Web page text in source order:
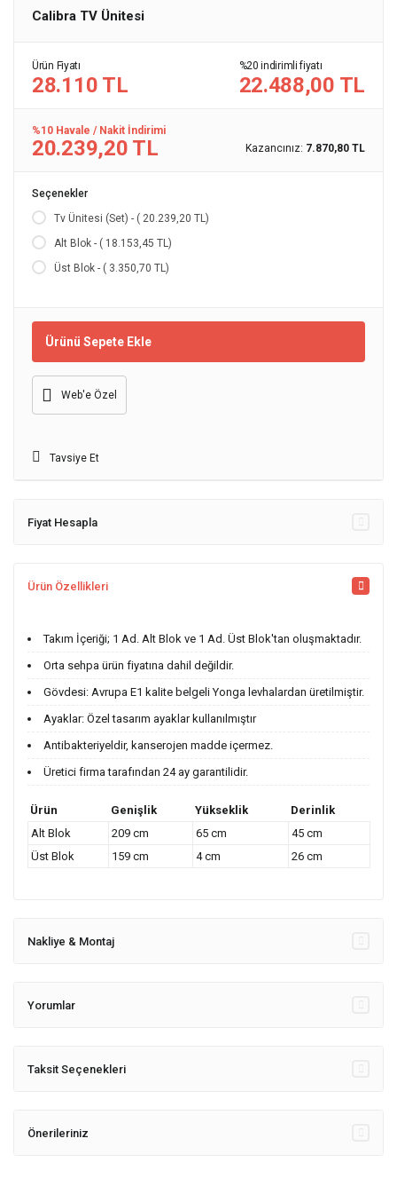
Calibra TV Ünitesi
Ürün Fiyatı
28.110 TL
%20 indirimli fiyatı
22.488,00 TL
%10 Havale / Nakit İndirimi
20.239,20 TL Kazancınız: 7.870,80 TL
Seçenekler
Tv Ünitesi (Set) - ( 20.239,20 TL)
Alt Blok - ( 18.153,45 TL)
Üst Blok - ( 3.350,70 TL)
Ürünü Sepete Ekle
Web'e Özel
Tavsiye Et
Fiyat Hesapla
Ürün Özellikleri
Takım İçeriği; 1 Ad. Alt Blok ve 1 Ad. Üst Blok'tan oluşmaktadır.
Orta sehpa ürün fiyatına dahil değildir.
Gövdesi: Avrupa E1 kalite belgeli Yonga levhalardan üretilmiştir.
Ayaklar: Özel tasarım ayaklar kullanılmıştır
Antibakteriyeldir, kanserojen madde içermez.
Üretici firma tarafından 24 ay garantilidir.
Ürün Genişlik Yükseklik
Derinlik
Alt Blok
209 cm 65 cm
45 cm
Üst Blok
159 cm 4 cm 26 cm
Nakliye & Montaj
Yorumlar
Taksit Seçenekleri
Önerileriniz